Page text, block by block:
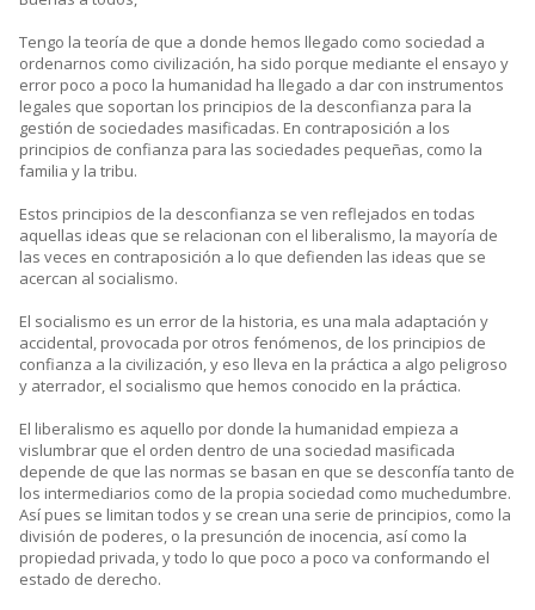
Tengo la teoría de que a donde hemos llegado como sociedad a
ordenarnos como civilización, ha sido porque mediante el ensayo y
error poco a poco la humanidad ha llegado a dar con instrumentos
legales que soportan los principios de la desconfianza para la
gestión de sociedades masificadas. En contraposición a los
principios de confianza para las sociedades pequeñas, como la
familia y la tribu.
Estos principios de la desconfianza se ven reflejados en todas
aquellas ideas que se relacionan con el liberalismo, la mayoría de
las veces en contraposición a lo que defienden las ideas que se
acercan al socialismo.
El socialismo es un error de la historia, es una mala adaptación y
accidental, provocada por otros fenómenos, de los principios de
confianza a la civilización, y eso lleva en la práctica a algo peligroso
y aterrador, el socialismo que hemos conocido en la práctica.
El liberalismo es aquello por donde la humanidad empieza a
vislumbrar que el orden dentro de una sociedad masificada
depende de que las normas se basan en que se desconfía tanto de
los intermediarios como de la propia sociedad como muchedumbre.
Así pues se limitan todos y se crean una serie de principios, como la
división de poderes, o la presunción de inocencia, así como la
propiedad privada, y todo lo que poco a poco va conformando el
estado de derecho.